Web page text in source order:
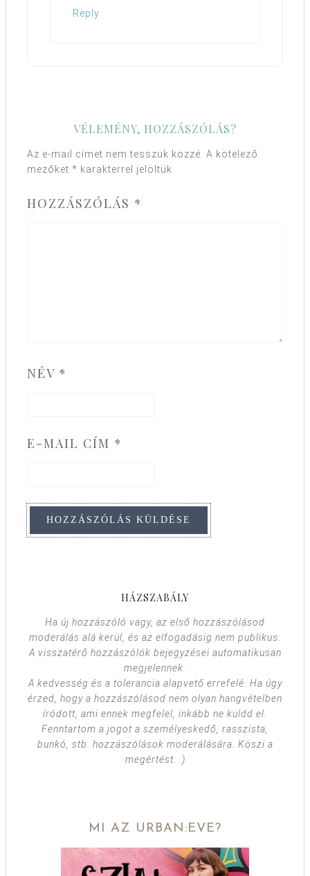
Reply
VÉLEMÉNY, HOZZÁSZÓLÁS?
Az e-mail címet nem tesszük közzé. A kötelező
mezőket * karakterrel jelöltük
HOZZÁSZÓLÁS *
NÉV *
E-MAIL CÍM *
HÁZSZABÁLY
Ha új hozzászóló vagy, az első hozzászólásod
moderálás alá kerül, és az elfogadásig nem publikus.
A visszatérő hozzászólók bejegyzései automatikusan
megjelennek.
A kedvesség és a tolerancia alapvető errefelé. Ha úgy
érzed, hogy a hozzászólásod nem olyan hangvételben
íródott, ami ennek megfelel, inkább ne küldd el.
Fenntartom a jogot a személyeskedő, rasszista,
bunkó, stb. hozzászólások moderálására. Köszi a
megértést. :)
MI AZ URBAN:EVE?